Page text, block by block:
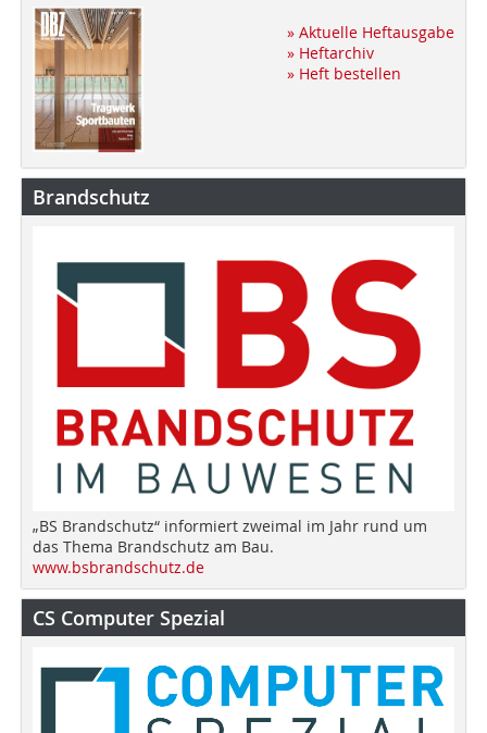
» Aktuelle Heftausgabe
» Heftarchiv
» Heft bestellen
Brandschutz
„BS Brandschutz“ informiert zweimal im Jahr rund um
das Thema Brandschutz am Bau.
www.bsbrandschutz.de
CS Computer Spezial